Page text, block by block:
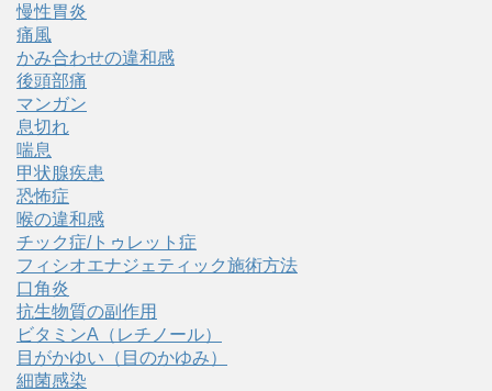
慢性胃炎
痛風
かみ合わせの違和感
後頭部痛
マンガン
息切れ
喘息
甲状腺疾患
恐怖症
喉の違和感
チック症/トゥレット症
フィシオエナジェティック施術方法
口角炎
抗生物質の副作用
ビタミンA（レチノール）
目がかゆい（目のかゆみ）
細菌感染